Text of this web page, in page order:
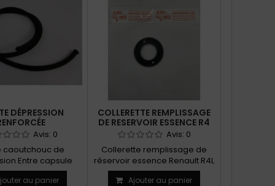
DÉPRESSION
Avis: 0
caoutchouc de
Entre capsule
et carburateur
au panier
COLLERETTE REMPLISSAGE
DE RESERVOIR ESSENCE R4
Avis: 0
Collerette remplissage de
réservoir essence Renault R4L
Ajouter au panier